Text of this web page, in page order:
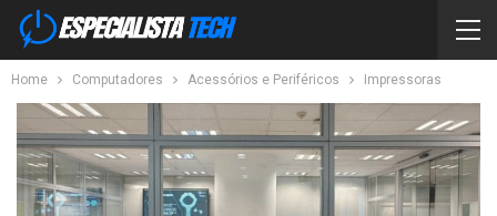
Home Computadores Acessórios e Periféricos Impressoras